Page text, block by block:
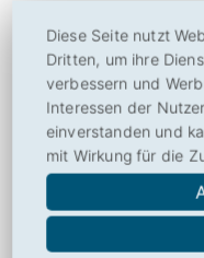
Telefonnummern- und
von MP3- Bücher-
Beispiel:
BackinJob.de
https://
datenbank.de/thema/
Diese Seite nutzt
Dritten, um ihre
verbessern und
Interessen der
einverstanden und
mit Wirkung für die